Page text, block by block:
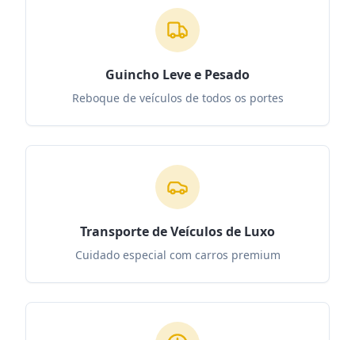
Guincho Leve e Pesado
Reboque de veículos de todos os portes
Transporte de Veículos de Luxo
Cuidado especial com carros premium